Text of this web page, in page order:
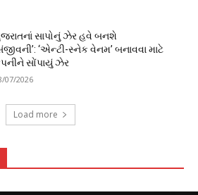
સાપોનું ઝેર હવે બનશે
‘એન્ટી-સ્નેક વેનમ’ બનાવવા માટે
સોંપાયું ઝેર
07/2026
Load more